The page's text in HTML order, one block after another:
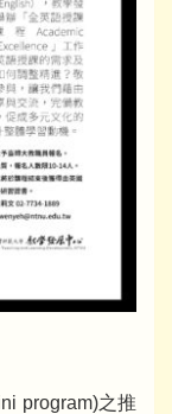
program)之推